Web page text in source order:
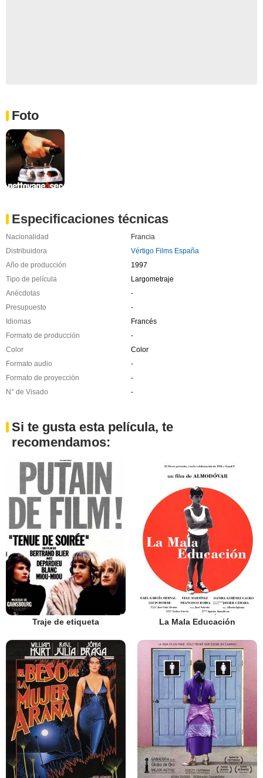
Foto
Especificaciones técnicas
Nacionalidad
Francia
Distribuidora
Vértigo Films España
Año de producción
1997
Tipo de película
Largometraje
Anécdotas
-
Presupuesto
-
Idiomas
Francés
Formato de producción
-
Color
Color
Formato audio
-
Formato de proyección
-
N° de Visado
-
Si te gusta esta película, te
recomendamos:
Traje de etiqueta La Mala Educación